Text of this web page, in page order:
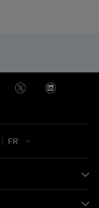
FR